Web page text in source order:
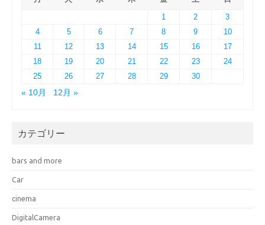
1
2
3
4
5 6 7 8 9
10
11
12 13 14 15 16
17
18
19 20 21 22 23
24
25
26 27 28 29
30
« 10月
12月 »
カテゴリー
bars and more
Car
cinema
DigitalCamera